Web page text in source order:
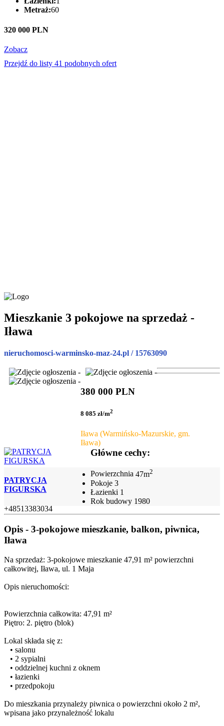
Metraż:60
320 000 PLN
Zobacz
Przejdź do listy 41 podobnych ofert
Mieszkanie 3 pokojowe na sprzedaż -
Iława
nieruchomosci-warminsko-maz-24.pl / 15763090
380 000 PLN
8 085 zł/m2
Iława (Warmińsko-Mazurskie, gm.
Iława)
PATRYCJA
FIGURSKA
+48513383034
Główne cechy:
Powierzchnia 47m2
Pokoje 3
Łazienki 1
Rok budowy 1980
Opis - 3-pokojowe mieszkanie, balkon, piwnica,
Iława
Na sprzedaż: 3-pokojowe mieszkanie 47,91 m² powierzchni
całkowitej, Iława, ul. 1 Maja
Opis nieruchomości:
Powierzchnia całkowita: 47,91 m²
Piętro: 2. piętro (blok)
Lokal składa się z:
• salonu
• 2 sypialni
• oddzielnej kuchni z oknem
• łazienki
• przedpokoju
Do mieszkania przynależy piwnica o powierzchni około 2 m²,
wpisana jako przynależność lokalu